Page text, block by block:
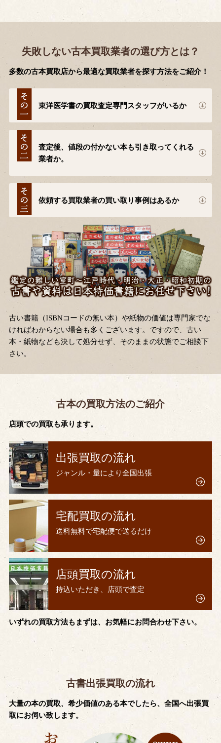
失敗しない古本買取業者の選び方とは？
多数の古本買取店から最適な買取業者を探す方法をご紹介！
東洋医学書の買取査定専門スタッフがいるか
査定後、値段の付かない本も引き取ってくれる
業者か。
依頼する買取業者の買い取り事例はあるか
古い書籍（ISBNコードの無い本）や紙物の価値は専門家でな
ければわからない場合も多くございます。ですので、古い
本・紙物なども決して処分せず、そのままの状態でご相談下
さい。
古本の買取方法のご紹介
店頭での買取も承ります。
出張買取の流れ
ジャンル・量により全国出張
宅配買取の流れ
送料無料で宅配便で送るだけ
店頭買取の流れ
持込いただき、店頭で査定
いずれの買取方法もまずは、お気軽にお問合わせ下さい。
古書出張買取の流れ
大量の本の買取、希少価値のある本でしたら、全国へ出張買
取にお伺い致します。